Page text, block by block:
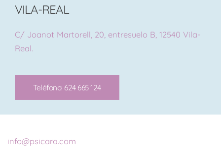
VILA-REAL
C/ Joanot Martorell, 20, entresuelo B, 12540 Vila-
Real.
Teléfono: 624 665 124
info@psicara.com